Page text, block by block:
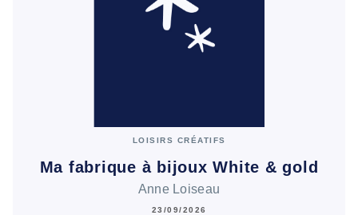
LOISIRS CRÉATIFS
Ma fabrique à bijoux White & gold
Anne Loiseau
23/09/2026